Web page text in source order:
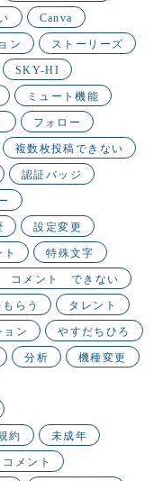
Canva
ン ストーリーズ
SKY-HI
ミュート機能
フォロー
複数枚投稿できない
認証バッジ
設定変更
特殊文字
コメント できない
らう タレント
ョン やすだちひろ
分析 機種変更
約 未成年
コメント